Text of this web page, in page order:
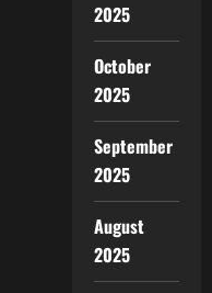
2025
October
2025
September
2025
August
2025